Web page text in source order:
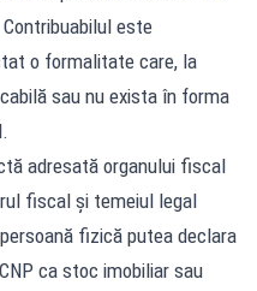
este
o formalitate care, la
sau nu exista în forma
adresată organului fiscal
fiscal și temeiul legal
fizică putea declara
ca stoc imobiliar sau